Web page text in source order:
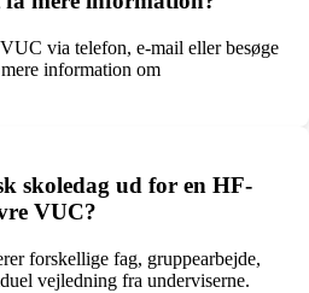
via telefon, e-mail eller besøge
information om
skoledag ud for en HF-
VUC?
forskellige fag, gruppearbejde,
vejledning fra underviserne.